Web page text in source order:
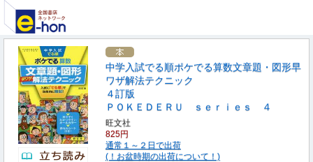
中学入試でる順ポケでる算数文章題・図形早
ワザ解法テクニック
４訂版
ＰＯＫＥＤＥＲＵ ｓｅｒｉｅｓ ４
旺文社
825円
通常１～２日で出荷
(！お盆時期の出荷について！)